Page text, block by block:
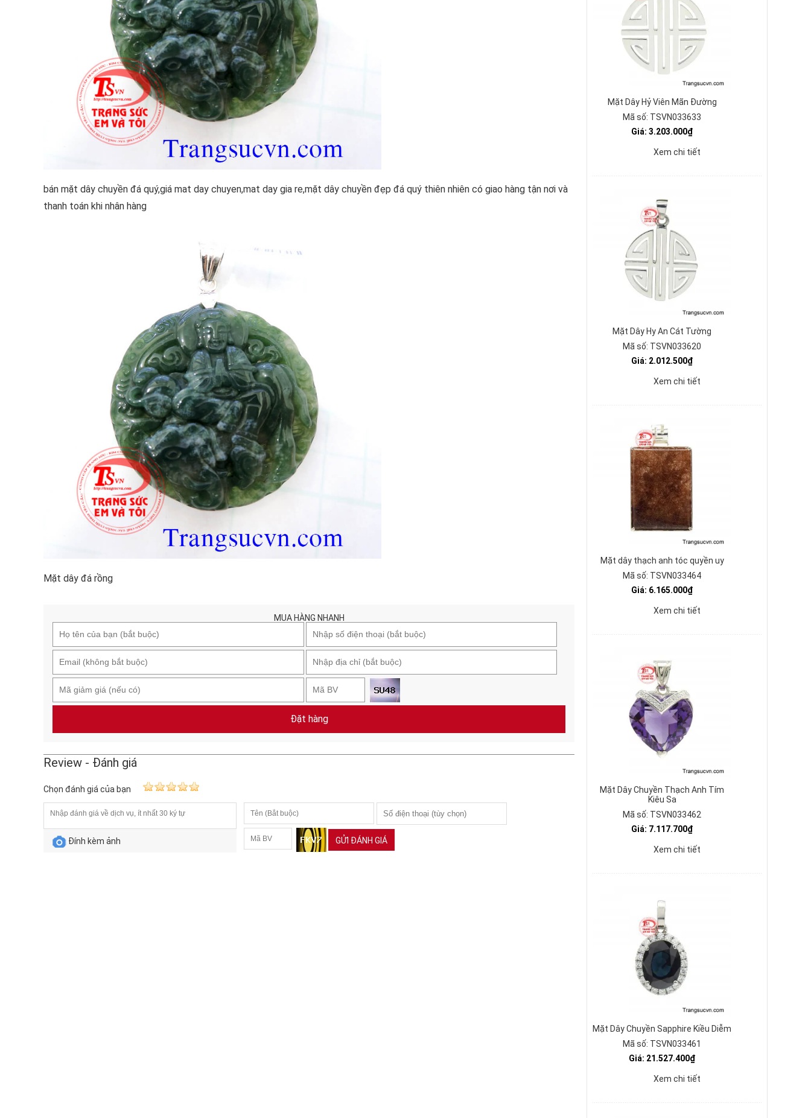
bán mặt dây chuyền đá quý,giá mat day chuyen,mat day gia re,mặt dây chuyền đẹp đá quý thiên nhiên có giao hàng tận nơi và
thanh toán khi nhân hàng
Mặt dây đá rồng
MUA HÀNG NHANH
Đặt hàng
Review - Đánh giá
Chọn đánh giá của bạn
GỬI ĐÁNH GIÁ
Đính kèm ảnh
Mặt Dây Hỷ Viên Mãn Đường
Mã số: TSVN033633
Giá: 3.203.000₫
Xem chi tiết
Mặt Dây Hy An Cát Tường
Mã số: TSVN033620
Giá: 2.012.500₫
Xem chi tiết
Mặt dây thạch anh tóc quyền uy
Mã số: TSVN033464
Giá: 6.165.000₫
Xem chi tiết
Mặt Dây Chuyền Thạch Anh Tím
Kiêu Sa
Mã số: TSVN033462
Giá: 7.117.700₫
Xem chi tiết
Mặt Dây Chuyền Sapphire Kiều Diễm
Mã số: TSVN033461
Giá: 21.527.400₫
Xem chi tiết